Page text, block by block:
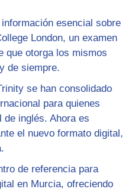
esencial sobre
London, un examen
que otorga los mismos
de siempre.
se han consolidado
para quienes
inglés. Ahora es
el nuevo formato digital,
de referencia para
en Murcia, ofreciendo